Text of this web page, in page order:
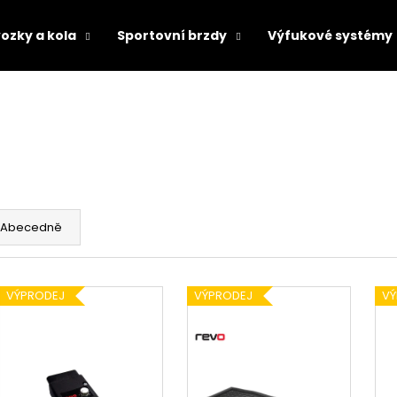
a kola Sportovní brzdy Výfukové systémy
Abecedně
VÝPRODEJ VÝPRODEJ
Doporučujeme